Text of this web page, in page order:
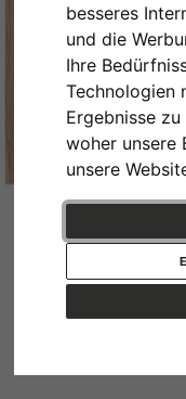
besseres
und die
Ihre
Technologien
Ergebnisse
woher unsere
unsere